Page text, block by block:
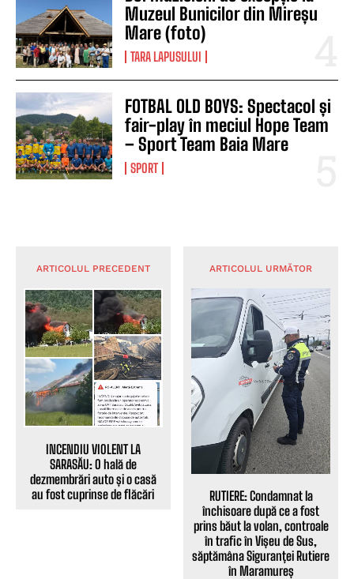
Muzeul Bunicilor din Mireșu
Mare (foto)
TARA LAPUSULUI
FOTBAL OLD BOYS: Spectacol și
fair-play în meciul Hope Team
– Sport Team Baia Mare
SPORT
ARTICOLUL PRECEDENT
INCENDIU VIOLENT LA
SARASĂU: O hală de
dezmembrări auto și o casă
au fost cuprinse de flăcări
ARTICOLUL URMĂTOR
RUTIERE: Condamnat la
închisoare după ce a fost
prins băut la volan, controale
în trafic în Vișeu de Sus,
săptămâna Siguranței Rutiere
în Maramureș